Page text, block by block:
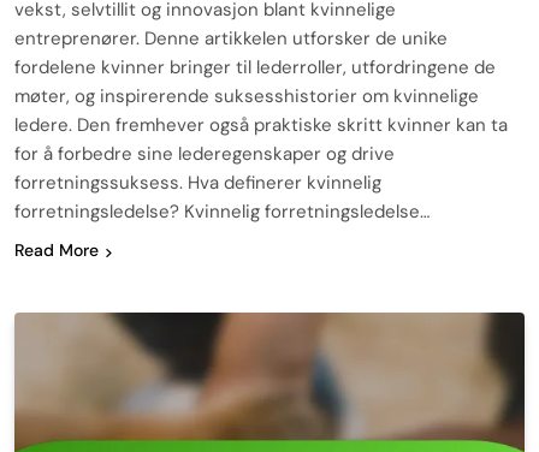
vekst, selvtillit og innovasjon blant kvinnelige
entreprenører. Denne artikkelen utforsker de unike
fordelene kvinner bringer til lederroller, utfordringene de
møter, og inspirerende suksesshistorier om kvinnelige
ledere. Den fremhever også praktiske skritt kvinner kan ta
for å forbedre sine lederegenskaper og drive
forretningssuksess. Hva definerer kvinnelig
forretningsledelse? Kvinnelig forretningsledelse…
Read More